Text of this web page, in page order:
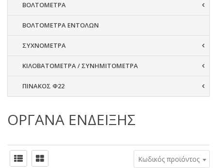
ΒΟΛΤΟΜΕΤΡΑ
ΒΟΛΤΟΜΕΤΡΑ ΕΝΤΟΛΩΝ
ΣΥΧΝΟΜΕΤΡΑ
ΚΙΛΟΒΑΤΟΜΕΤΡΑ / ΣΥΝΗΜΙΤΟΜΕΤΡΑ
ΠΙΝΑΚΟΣ Φ22
ΟΡΓΑΝΑ ΕΝΔΕΙΞΗΣ
Κωδικός προϊόντος